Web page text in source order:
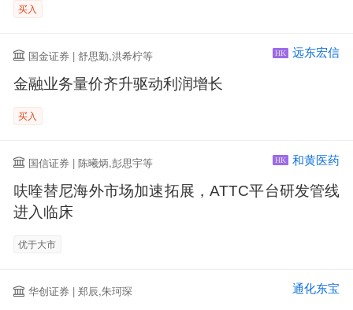
买入
国金证券 | 舒思勤,洪希柠等 HK 远东宏信
金融业务量价齐升驱动利润增长
买入
国信证券 | 陈曦炳,彭思宇等 HK 和黄医药
呋喹替尼海外市场加速拓展，ATTC平台研发管线
进入临床
优于大市
华创证券 | 郑辰,朱珂琛 通化东宝